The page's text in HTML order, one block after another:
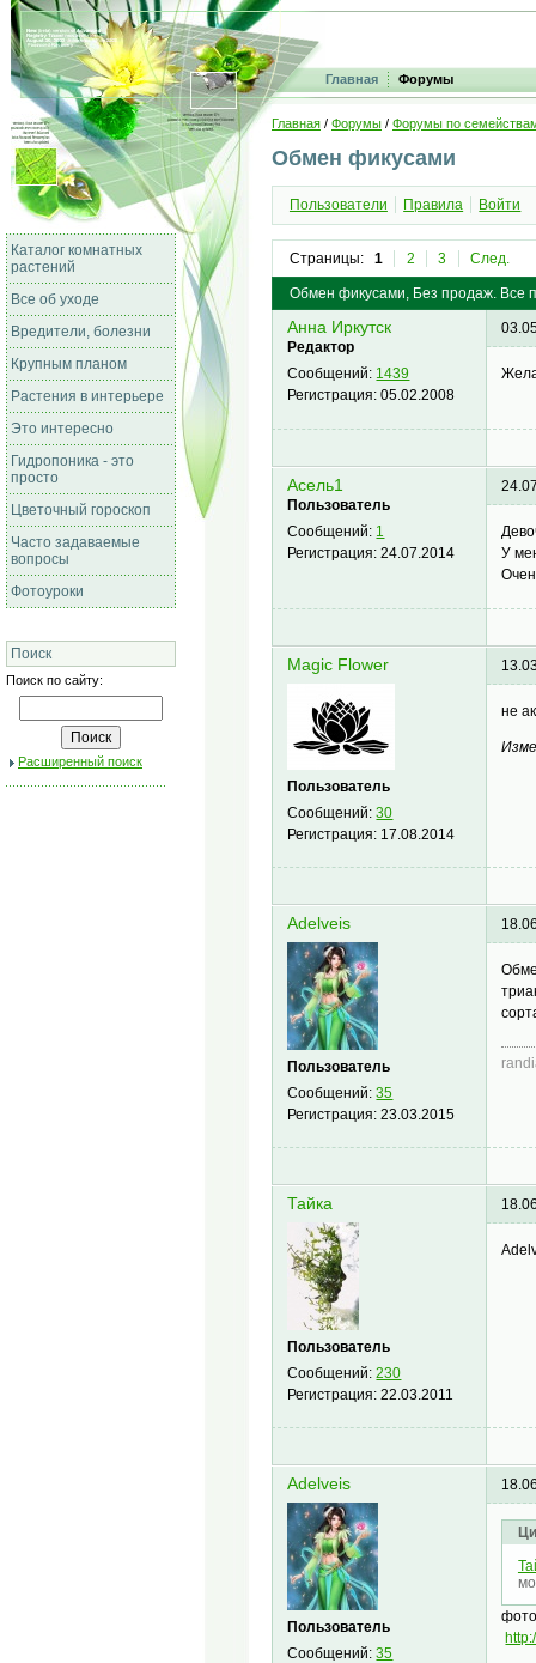
Главная Форумы
Каталог комнатных
растений
Все об уходе
Вредители, болезни
Крупным планом
Растения в интерьере
Это интересно
Гидропоника - это
просто
Цветочный гороскоп
Часто задаваемые
вопросы
Фотоуроки
Поиск
Поиск по сайту:
Расширенный поиск
Главная / Форумы / Форумы по
Обмен фикусами
Пользователи Правила Войти
Страницы: 1 2 3 След.
Обмен фикусами, Без продаж. Все
Анна Иркутск
Редактор
Сообщений: 1439
Регистрация:05.02.2008
Асель1
Пользователь
Сообщений: 1
Регистрация:24.07.2014
У
Magic Flower
Пользователь
Сообщений:30
Регистрация: 17.08.2014
не
Adelveis
Пользователь
Сообщений:35
Регистрация:23.03.2015
Тайка
Пользователь
Сообщений:230
Регистрация:22.03.2011
Adelveis
Пользователь
Сообщений:35